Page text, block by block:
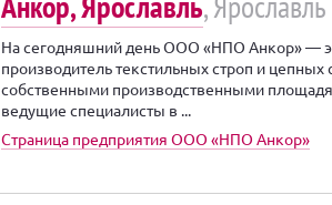
На сегодняшний день ООО «НПО Анкор» —
производитель текстильных строп и
собственными производственными
ведущие специалисты в ...
Страница предприятия ООО «НПО Анкор»